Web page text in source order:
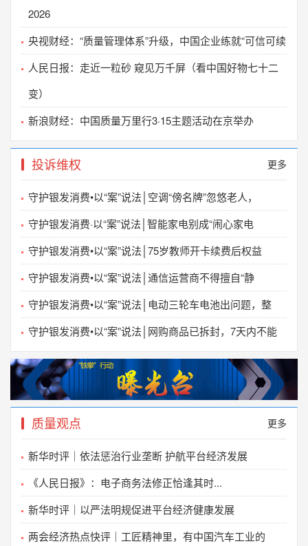
2024-04-30
声明
2024-03-21
国家市场监督管理总局直属单位收费公示表
2024-01-02
2023-12-07
2023-11-03
中国质量万里行促进会关于开展线上普法知识答题
2023-09-08
关于征集“厨卫产品场景定制服务规范”标准起草
2023-09-06
关于征集《优质通信服务规范》标准起草单位和起
2023-06-30
关于开展《优质通信服务》团体标准立项的通知
2023-06-25
中国质量万里行促进会关于征集2023年质量法治优
2023-05-20
关于不法分子冒用我会名义开展“2023（第七届）中国
2023-04-19
关于《卓越班组建设评价准则》团体标准立项的通
2023-01-03
严正声明
2026
央视财经：“质量管理体系”升级，中国企业练就“可信可续
人民日报：走近一粒砂 窥见万千屏（看中国好物七十二
变）
新浪财经：中国质量万里行3·15主题活动在京举办
更多
投诉维权
守护银发消费•以“案”说法│空调“傍名牌”忽悠老人，
守护银发消费·以“案”说法│智能家电别成“闹心家电
守护银发消费•以“案”说法│75岁教师开卡续费后权益
守护银发消费•以“案”说法│通信运营商不得擅自“静
守护银发消费•以“案”说法│电动三轮车电池出问题，整
守护银发消费•以“案”说法│网购商品已拆封，7天内不能
更多
质量观点
新华时评｜依法惩治行业垄断 护航平台经济发展
《人民日报》：电子商务法修正恰逢其时...
新华时评｜以严法明规促进平台经济健康发展
两会经济热点快评｜工匠精神里，有中国汽车工业的